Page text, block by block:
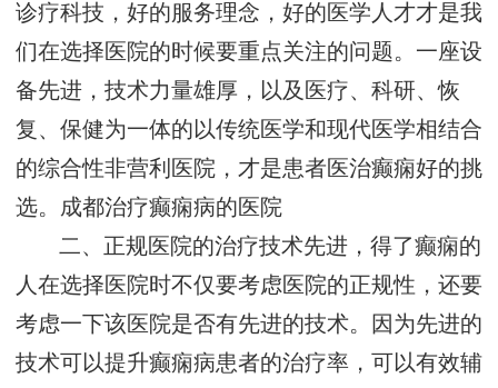
诊疗科技，好的服务理念，好的医学人才才是我
们在选择医院的时候要重点关注的问题。一座设
备先进，技术力量雄厚，以及医疗、科研、恢
复、保健为一体的以传统医学和现代医学相结合
的综合性非营利医院，才是患者医治癫痫好的挑
选。 成都治疗癫痫病的医院
二、正规医院的治疗技术先进，得了癫痫的
人在选择医院时不仅要考虑医院的正规性，还要
考虑一下该医院是否有先进的技术。因为先进的
技术可以提升癫痫病患者的治疗率，可以有效辅